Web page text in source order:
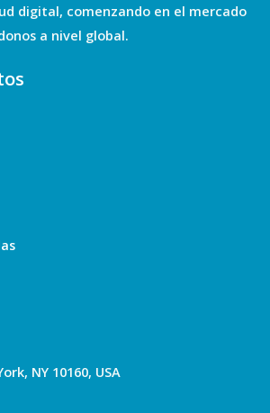
digital, comenzando en el mercado
a nivel global.
NY 10160, USA